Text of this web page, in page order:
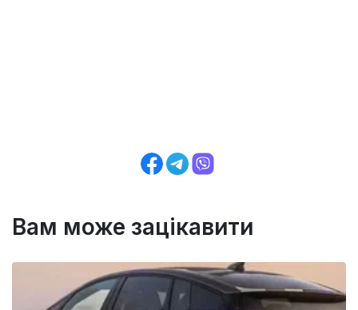
Вам може зацікавити